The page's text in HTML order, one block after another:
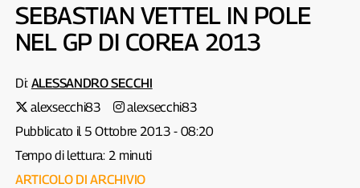
SEBASTIAN VETTEL IN POLE
NEL GP DI COREA 2013
Di: ALESSANDRO SECCHI
alexsecchi83
alexsecchi83
Pubblicato il 5 Ottobre 2013 - 08:20
Tempo di lettura: 2 minuti
ARTICOLO DI ARCHIVIO